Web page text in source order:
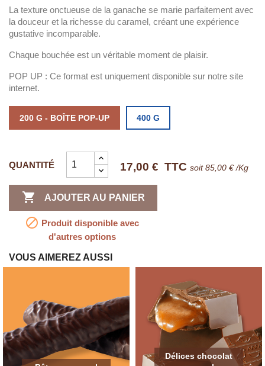
La texture onctueuse de la ganache se marie parfaitement avec
la douceur et la richesse du caramel, créant une expérience
gustative incomparable.
Chaque bouchée est un véritable moment de plaisir.
POP UP : Ce format est uniquement disponible sur notre site
internet.
200 G - BOÎTE POP-UP 400 G
QUANTITÉ 17,00 € TTC soit 85,00 € /Kg
 AJOUTER AU PANIER
 Produit disponible avec
d'autres options
VOUS AIMEREZ AUSSI
Délices chocolat